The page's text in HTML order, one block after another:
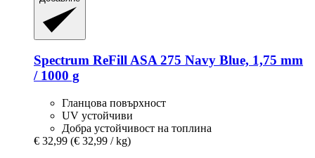
Spectrum ReFill ASA 275 Navy Blue, 1,75 mm
/ 1000 g
Гланцова повърхност
UV устойчиви
Добра устойчивост на топлина
€ 32,99 (€ 32,99 / kg)